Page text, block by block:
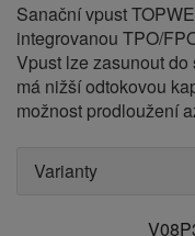
Sanační vpust
integrovanou TPO/
Vpust lze zasunout
má nižší odtokovou
možnost prodloužení
Varianty